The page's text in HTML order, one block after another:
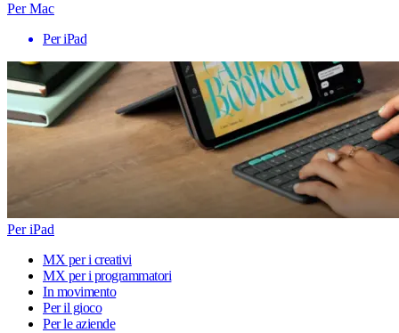
Per Mac
Per iPad
Per iPad
MX per i creativi
MX per i programmatori
In movimento
Per il gioco
Per le aziende